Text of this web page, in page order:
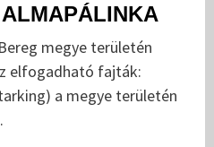
megye területén
elfogadható fajták:
a megye területén